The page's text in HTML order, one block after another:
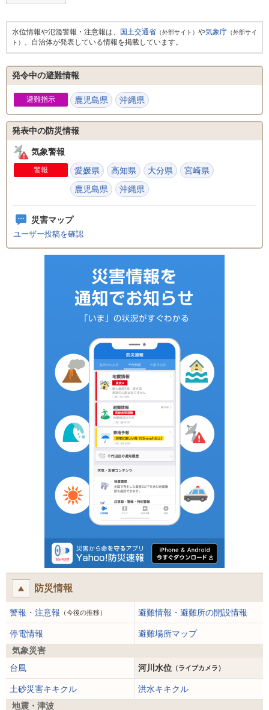
水位情報や氾濫警報・注意報は、 国土交通省 （外部サイト） や気象庁 （外部サイ
ト） 、自治体が発表している情報を掲載しています。
発令中の避難情報
避難指示 鹿児島県 沖縄県
発表中の防災情報
気象警報
警報 愛媛県 高知県 大分県
宮崎県
鹿児島県
沖縄県
災害マップ
ユーザー投稿を確認
防災情報
警報・注意報 （今後の推移） 避難情報・避難所の開設情報
停電情報
避難場所マップ
気象災害
台風
河川水位 （ライブカメラ）
土砂災害キキクル
洪水キキクル
地震・津波